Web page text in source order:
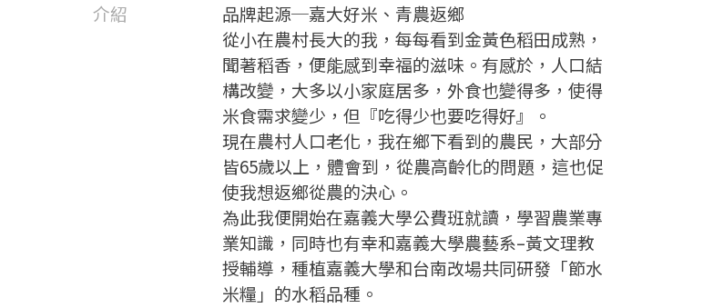
介紹
品牌起源─嘉大好米、青農返鄉
從小在農村長大的我，每每看到金黃色稻田成熟，
聞著稻香，便能感到幸福的滋味。有感於，人口結
構改變，大多以小家庭居多，外食也變得多，使得
米食需求變少，但『吃得少也要吃得好』。
現在農村人口老化，我在鄉下看到的農民，大部分
皆65歲以上，體會到，從農高齡化的問題，這也促
使我想返鄉從農的決心。
為此我便開始在嘉義大學公費班就讀，學習農業專
業知識，同時也有幸和嘉義大學農藝系–黃文理教
授輔導，種植嘉義大學和台南改場共同研發「節水
米糧」的水稻品種。
返回
返回
開始填寫申請資料吧~
填寫申請資料
返回首頁
要申請新產品嗎？
查看申請進度
返回首頁
如果你已經準備好了，
點擊「直接申請」按鈕開始填寫
申請表。
直接申請
返回首頁